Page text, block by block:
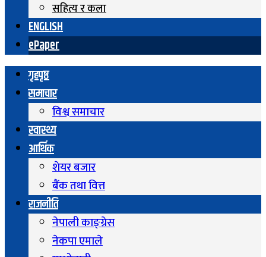
सहित्य र कला
ENGLISH
ePaper
गृहपृष्ठ
समाचार
विश्व समाचार
स्वास्थ्य
आर्थिक
शेयर बजार
बैंक तथा वित्त
राजनीति
नेपाली काङ्ग्रेस
नेकपा एमाले